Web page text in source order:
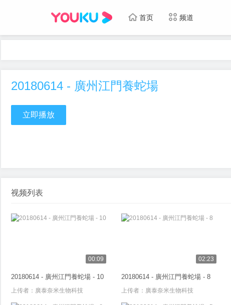
首页 频道
20180614 - 廣州江門養蛇場
立即播放
视频列表
00:09
20180614 - 廣州江門養蛇場 - 10
上传者： 廣泰奈米生物科技
02:23
20180614 - 廣州江門養蛇場 - 8
上传者： 廣泰奈米生物科技